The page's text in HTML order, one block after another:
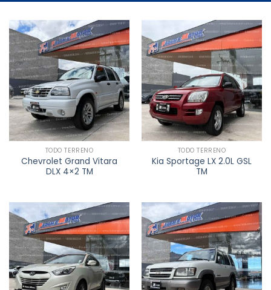
TODO TERRENO
Chevrolet Grand Vitara
DLX 4×2 TM
TODO TERRENO
Kia Sportage LX 2.0L GSL
TM